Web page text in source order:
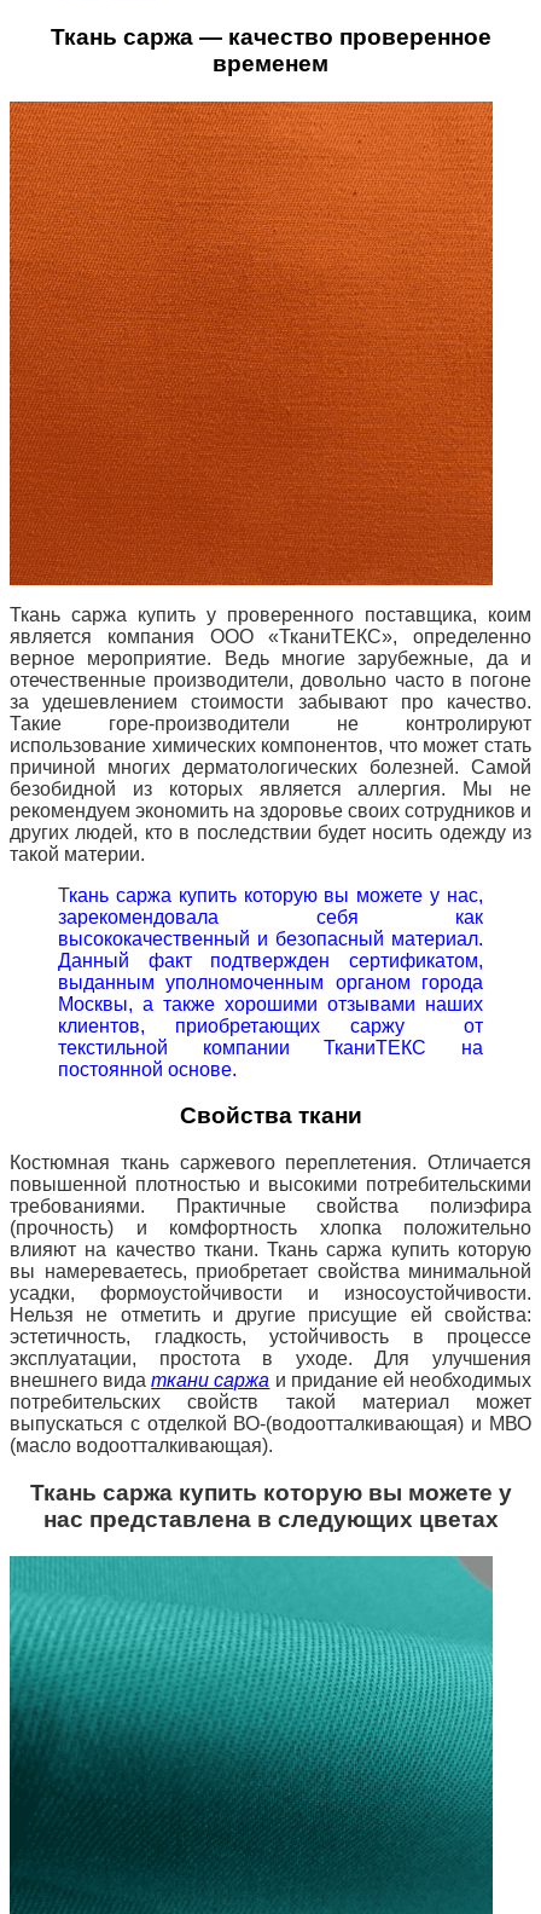
Ткань саржа — качество проверенное
временем
Ткань саржа купить у проверенного поставщика, коим
является компания ООО «ТканиТЕКС», определенно
верное мероприятие. Ведь многие зарубежные, да и
отечественные производители, довольно часто в погоне
за удешевлением стоимости забывают про качество.
Такие горе-производители не контролируют
использование химических компонентов, что может стать
причиной многих дерматологических болезней. Самой
безобидной из которых является аллергия. Мы не
рекомендуем экономить на здоровье своих сотрудников и
других людей, кто в последствии будет носить одежду из
такой материи.
Ткань саржа купить которую вы можете у нас,
зарекомендовала себя как
высококачественный и безопасный материал.
Данный факт подтвержден сертификатом,
выданным уполномоченным органом города
Москвы, а также хорошими отзывами наших
клиентов, приобретающих саржу от
текстильной компании ТканиТЕКС на
постоянной основе.
Свойства ткани
Костюмная ткань саржевого переплетения. Отличается
повышенной плотностью и высокими потребительскими
требованиями. Практичные свойства полиэфира
(прочность) и комфортность хлопка положительно
влияют на качество ткани. Ткань саржа купить которую
вы намереваетесь, приобретает свойства минимальной
усадки, формоустойчивости и износоустойчивости.
Нельзя не отметить и другие присущие ей свойства:
эстетичность, гладкость, устойчивость в процессе
эксплуатации, простота в уходе. Для улучшения
внешнего видаткани саржа и придание ей необходимых
потребительских свойств такой материал может
выпускаться с отделкой ВО-(водоотталкивающая) и МВО
(масло водоотталкивающая).
Ткань саржа купить которую вы можете у
нас представлена в следующих цветах